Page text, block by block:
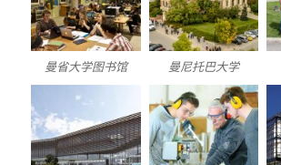
曼省大学图书馆 曼尼托巴大学